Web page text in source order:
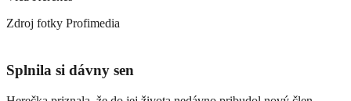
Zdroj fotky Profimedia
Splnila si dávny sen